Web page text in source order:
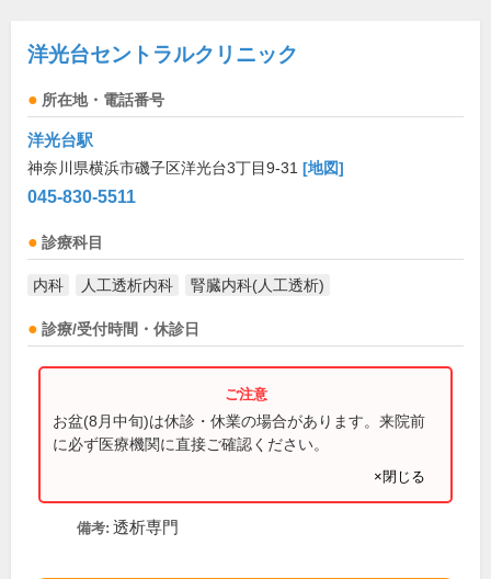
洋光台セントラルクリニック
所在地・電話番号
洋光台駅
神奈川県横浜市磯子区洋光台3丁目9-31 [地図]
045-830-5511
診療科目
内科 人工透析内科 腎臓内科(人工透析)
診療/受付時間・休診日
お盆(8月中旬)は休診・休業の場合があります。来院前
に必ず医療機関に直接ご確認ください。
×閉じる
備考: 透析専門